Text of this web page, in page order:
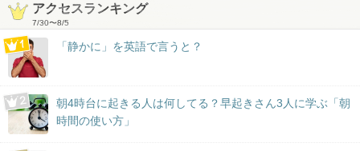
アクセスランキング
7/30〜8/5
「静かに」を英語で言うと？
朝4時台に起きる人は何してる？早起きさん3人に学ぶ「朝
時間の使い方」